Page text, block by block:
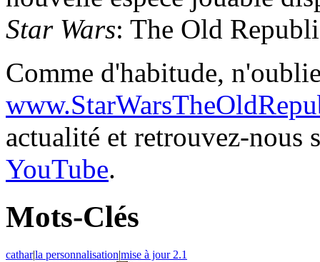
Star Wars: The Old
Comme d'habitude,
actualité et retrouvez-nous
YouTube.
Mots-Clés
cathar|la personnalisation|mise à jour 2.1